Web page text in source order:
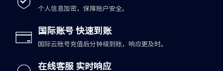
个人信息加密，保障账户安全。
国际账号 快速到账
国际云账号充值后分钟级到账，响应更及时。
在线客服 实时响应